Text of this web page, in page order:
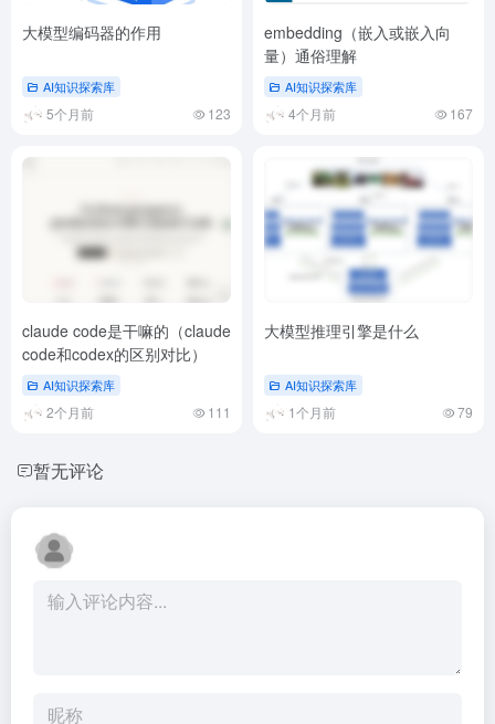
大模型编码器的作用
AI知识探索库
5个月前 123
embedding（嵌入或嵌入向
量）通俗理解
AI知识探索库
4个月前 167
claude code是干嘛的（claude
code和codex的区别对比）
AI知识探索库
2个月前 111
大模型推理引擎是什么
AI知识探索库
1个月前 79
暂无评论